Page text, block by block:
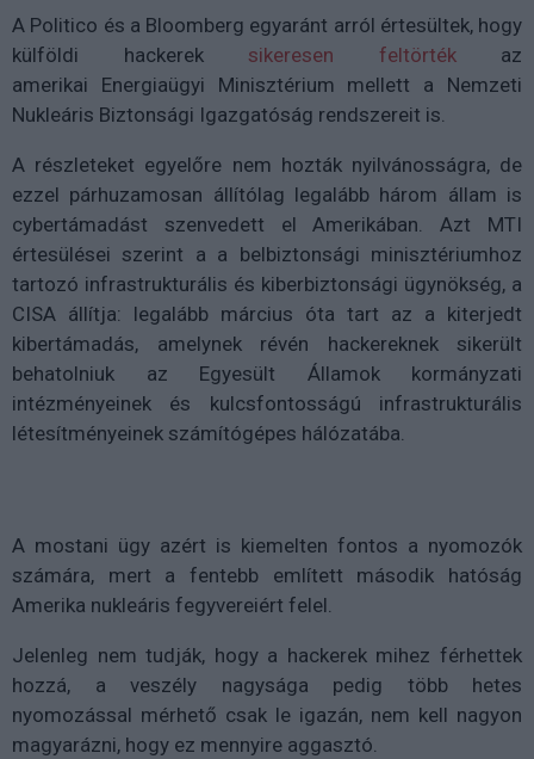
A Politico és a Bloomberg egyaránt arról értesültek, hogy
külföldi hackerek sikeresen feltörtékaz
amerikai Energiaügyi Minisztérium mellett a Nemzeti
Nukleáris Biztonsági Igazgatóság rendszereit is.
A részleteket egyelőre nem hozták nyilvánosságra, de
ezzel párhuzamosan állítólag legalább három állam is
cybertámadást szenvedett el Amerikában. Azt MTI
értesülései szerint a a belbiztonsági minisztériumhoz
tartozó infrastrukturális és kiberbiztonsági ügynökség, a
CISA állítja: legalább március óta tart az a kiterjedt
kibertámadás, amelynek révén hackereknek sikerült
behatolniuk az Egyesült Államok kormányzati
intézményeinek és kulcsfontosságú infrastrukturális
létesítményeinek számítógépes hálózatába.
A mostani ügy azért is kiemelten fontos a nyomozók
számára, mert a fentebb említett második hatóság
Amerika nukleáris fegyvereiért felel.
Jelenleg nem tudják, hogy a hackerek mihez férhettek
hozzá, a veszély nagysága pedig több hetes
nyomozással mérhető csak le igazán, nem kell nagyon
magyarázni, hogy ez mennyire aggasztó.